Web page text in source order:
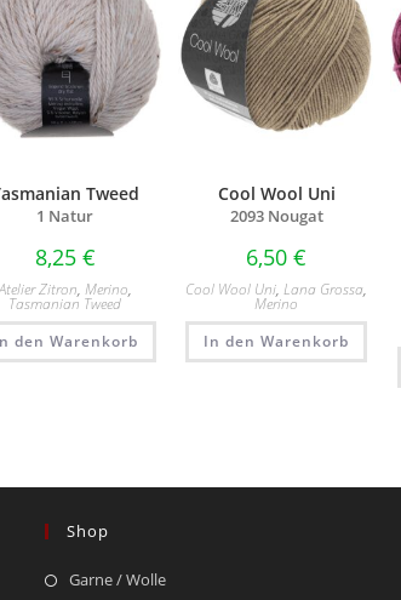
Tweed
1 Natur
8,25 €
Zitron, Merino,
Tasmanian Tweed
den Warenkorb
Cool Wool Uni
2093 Nougat
6,50€
Cool Wool Uni,Lana Grossa,
Merino
In den Warenkorb
Shop
Garne / Wolle